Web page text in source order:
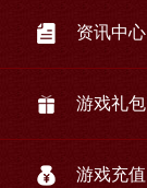
资讯中心
游戏礼包
游戏充值